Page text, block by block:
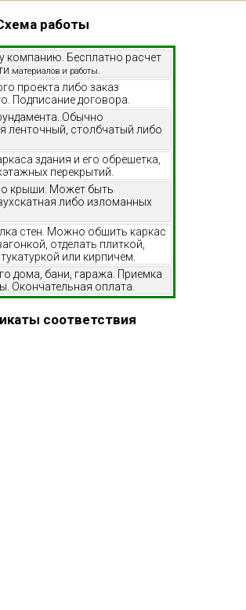
работы
компанию. Бесплатно расчет
материалов и работы.
проекта либо заказ
Подписание договора.
Обычно
ленточный, столбчатый либо
здания и его обрешетка,
перекрытий.
крыши. Может быть
либо изломанных
стен. Можно обшить каркас
отделать плиткой,
или кирпичем.
дома, бани, гаража. Приемка
Окончательная оплата.
соответствия